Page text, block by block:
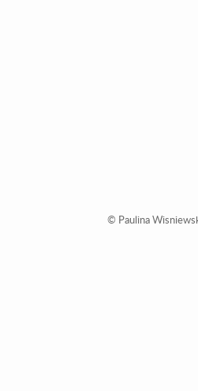
© Paulina